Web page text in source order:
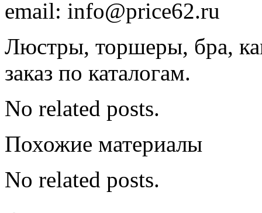
email: info@price62.ru
Люстры, торшеры, бра,
заказ по каталогам.
No related posts.
Похожие материалы
No related posts.